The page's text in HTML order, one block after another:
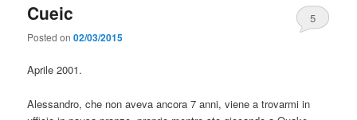
Cueic
Posted on02/03/2015
5
Aprile 2001.
Alessandro, che non aveva ancora 7 anni, viene a trovarmi in